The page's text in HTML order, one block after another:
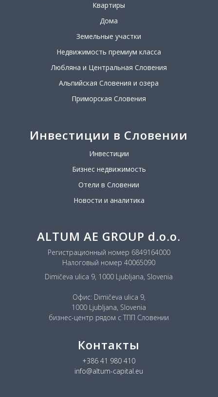
Квартиры
Дома
Земельные участки
Недвижимость премиум класса
Любляна и Центральная Словения
Альпийская Словения и озера
Приморская Словения
Инвестиции в Словении
Инвестиции
Бизнес недвижимость
Отели в Словении
Новости и аналитика
ALTUM AE GROUP d.o.o.
Регистрационный номер 6849164000
Налоговый номер 40065090
Dimičeva ulica 9, 1000 Ljubljana, Slovenia
Офис: Dimičeva ulica 9,
1000 Ljubljana, Slovenia
бизнес-центр рядом с ТПП Словении
Контакты
+386 41 980 410
info@altum-capital.eu